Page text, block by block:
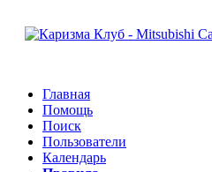
Главная
Помощь
Поиск
Пользователи
Календарь